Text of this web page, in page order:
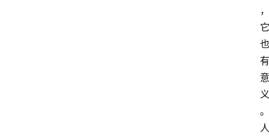
，
它
也
有
意
义
。
人